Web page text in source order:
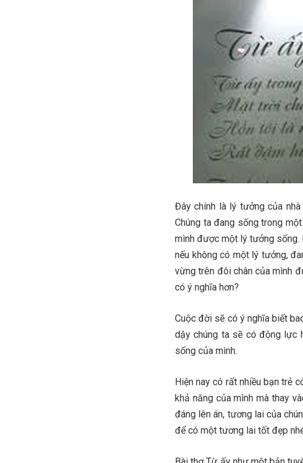
Đây chính là lý tưởng của
Chúng ta đang sống trong
mình được một lý tưởng sống.
nếu không có một lý tưởng,
vừng trên đôi chân của mình
có ý nghĩa hơn?
Cuộc đời sẽ có ý nghĩa biết
dậy chúng ta sẽ có động lực
sống của mình.
Hiện nay có rất nhiều bạn trẻ
khả năng của mình mà thay
đáng lên án, tương lai của
để có một tương lai tốt đẹp